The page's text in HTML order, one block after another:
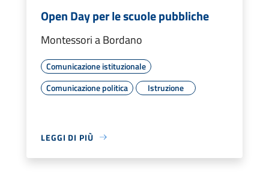
Open Day per le scuole pubbliche
Montessori a Bordano
Comunicazione istituzionale
Comunicazione politica
Istruzione
LEGGI DI PIÙ